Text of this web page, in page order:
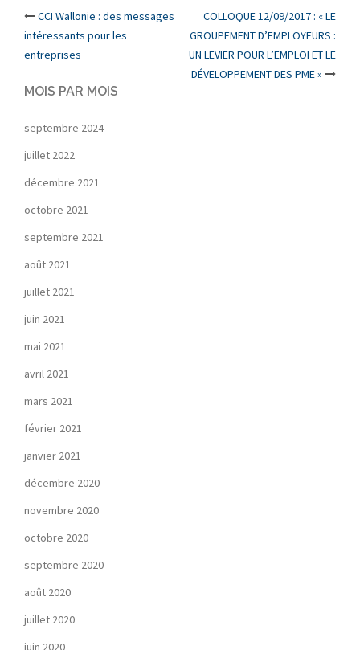
Post
navigation
CCI Wallonie : des messages
intéressants pour les
entreprises
COLLOQUE 12/09/2017 : « LE
GROUPEMENT D’EMPLOYEURS :
UN LEVIER POUR L’EMPLOI ET LE
DÉVELOPPEMENT DES PME »
MOIS PAR MOIS
septembre 2024
juillet 2022
décembre 2021
octobre 2021
septembre 2021
août 2021
juillet 2021
juin 2021
mai 2021
avril 2021
mars 2021
février 2021
janvier 2021
décembre 2020
novembre 2020
octobre 2020
septembre 2020
août 2020
juillet 2020
juin 2020